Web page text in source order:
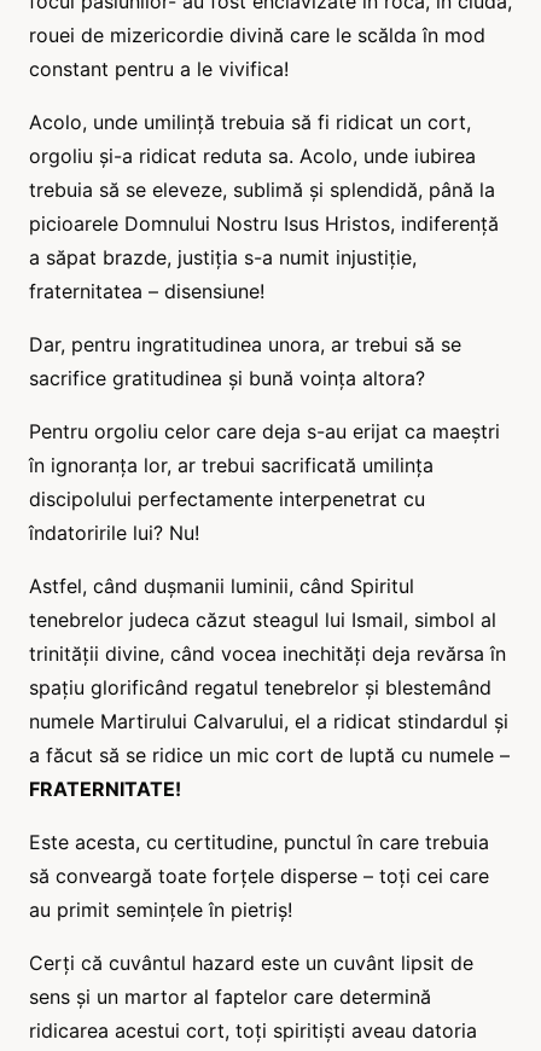
rouei de mizericordie divină care le scălda în mod
constant pentru a le vivifica!
Acolo, unde umilință trebuia să fi ridicat un cort,
orgoliu și-a ridicat reduta sa. Acolo, unde iubirea
trebuia să se eleveze, sublimă și splendidă, până la
picioarele Domnului Nostru Isus Hristos, indiferență
a săpat brazde, justiția s-a numit injustiție,
fraternitatea – disensiune!
Dar, pentru ingratitudinea unora, ar trebui să se
sacrifice gratitudinea și bună voința altora?
Pentru orgoliu celor care deja s-au erijat ca maeștri
în ignoranța lor, ar trebui sacrificată umilința
discipolului perfectamente interpenetrat cu
îndatoririle lui? Nu!
Astfel, când dușmanii luminii, când Spiritul
tenebrelor judeca căzut steagul lui Ismail, simbol al
trinității divine, când vocea inechități deja revărsa în
spațiu glorificând regatul tenebrelor și blestemând
numele Martirului Calvarului, el a ridicat stindardul și
a făcut să se ridice un mic cort de luptă cu numele –
FRATERNITATE!
Este acesta, cu certitudine, punctul în care trebuia
să conveargă toate forțele disperse – toți cei care
au primit semințele în pietriș!
Cerți că cuvântul hazard este un cuvânt lipsit de
sens și un martor al faptelor care determină
ridicarea acestui cort, toți spiritiști aveau datoria